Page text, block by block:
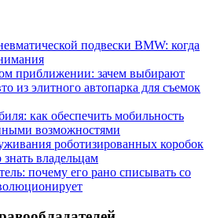
подвески BMW: когда
приближении: зачем выбирают
из элитного автопарка для съемок
как обеспечить мобильность
возможностями
роботизированных коробок
владельцам
почему его рано списывать со